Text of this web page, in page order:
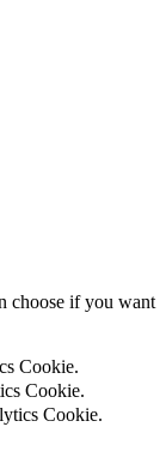
choose if you want
Cookie.
Cookie.
Cookie.